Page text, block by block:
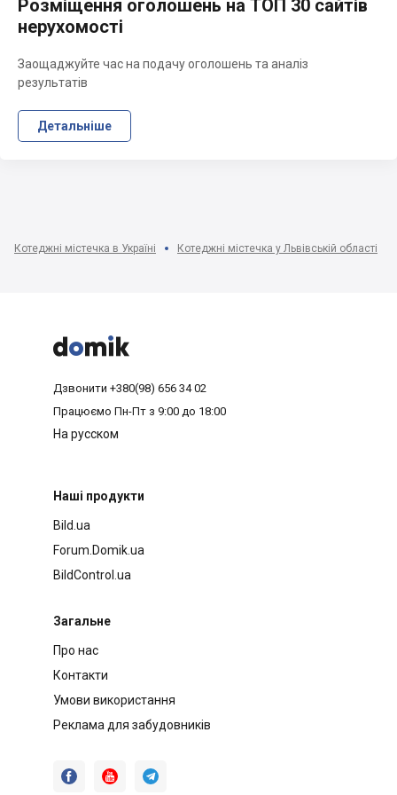
Розміщення оголошень на ТОП 30 сайтів
нерухомості
Заощаджуйте час на подачу оголошень та аналіз
результатів
Детальніше
Котеджні містечка в Україні Котеджні містечка у Львівській області



Дзвонити +380(98) 656 34 02
Працюємо Пн-Пт з 9:00 до 18:00
На русском
Наші продукти
Bild.ua
Forum.Domik.ua
BildControl.ua
Загальне
Про нас
Контакти
Умови використання
Реклама для забудовників
  